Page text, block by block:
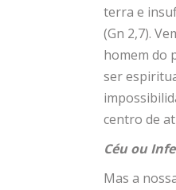
terra e
(Gn 2,7).
homem do
ser
centro de
Céu ou
Mas a